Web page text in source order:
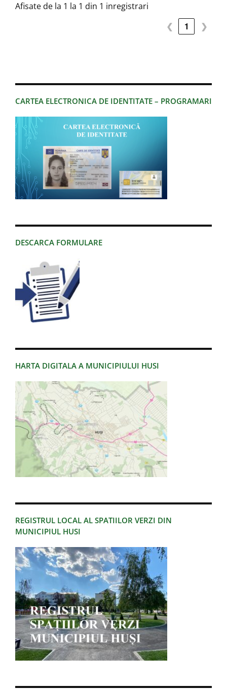
CARTEA ELECTRONICA DE IDENTITATE – PROGRAMARI
DESCARCA FORMULARE
HARTA DIGITALA A MUNICIPIULUI HUSI
REGISTRUL LOCAL AL SPATIILOR VERZI DIN
MUNICIPIUL HUSI
Afisate de la 1 la 1 din 1 inregistrari
❮ 1 ❯